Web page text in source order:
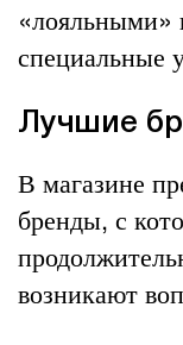
«лояльными»
специальные
Лучшие
В магазине
бренды, с
возникают